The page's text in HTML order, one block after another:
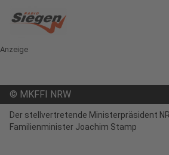
Anzeige
© MKFFI NRW
Der stellvertretende Ministerpräsident
Familienminister Joachim Stamp